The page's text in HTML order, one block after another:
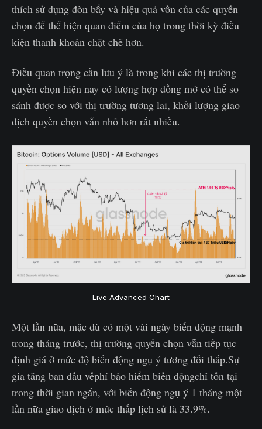
thích sử dụng đòn bẩy và hiệu quả vốn của các quyền
chọn để thể hiện quan điểm của họ trong thời kỳ điều
kiện thanh khoản chặt chẽ hơn.
Điều quan trọng cần lưu ý là trong khi các thị trường
quyền chọn hiện nay có lượng hợp đồng mở có thể so
sánh được so với thị trường tương lai, khối lượng giao
dịch quyền chọn vẫn nhỏ hơn rất nhiều.
Live Advanced Chart
Một lần nữa, mặc dù có một vài ngày biến động mạnh
trong tháng trước, thị trường quyền chọn vẫn tiếp tục
định giá ở mức độ biến động ngụ ý tương đối thấp.Sự
gia tăng ban đầu vềphí bảo hiểm biến độngchỉ tồn tại
trong thời gian ngắn, với biến động ngụ ý 1 tháng một
lần nữa giao dịch ở mức thấp lịch sử là 33.9%.